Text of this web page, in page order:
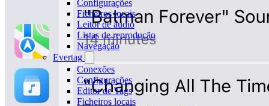
Configurações
Ficheiros locais
Leitor de áudio
Listas de reprodução
Navegação
Evertag
Conexões
Configurações
Editor de Tags
Ficheiros locais